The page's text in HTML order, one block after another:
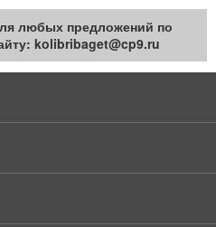
про балкон
любых предложений по
kolibribaget@cp9.ru